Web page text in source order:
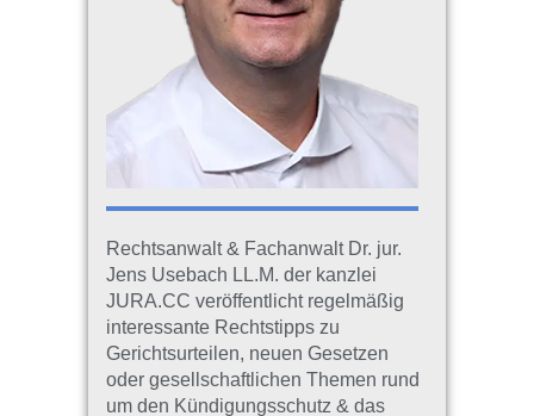
Rechtsanwalt & Fachanwalt Dr. jur.
Jens Usebach LL.M. der kanzlei
JURA.CC veröffentlicht regelmäßig
interessante Rechtstipps zu
Gerichtsurteilen, neuen Gesetzen
oder gesellschaftlichen Themen rund
um den Kündigungsschutz & das